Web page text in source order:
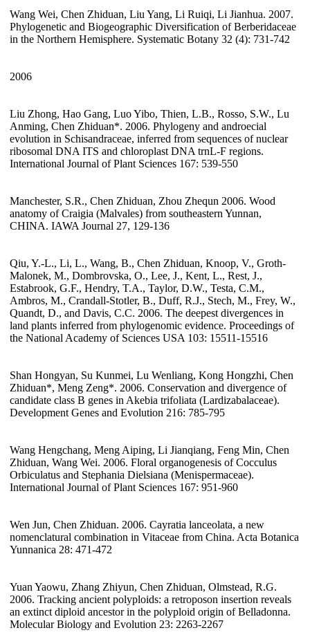
Wang Wei, Chen Zhiduan, Liu Yang, Li Ruiqi, Li Jianhua. 2007.
Phylogenetic and Biogeographic Diversification of Berberidaceae
in the Northern Hemisphere. Systematic Botany 32 (4): 731-742
2006
Liu Zhong, Hao Gang, Luo Yibo, Thien, L.B., Rosso, S.W., Lu
Anming, Chen Zhiduan*. 2006. Phylogeny and androecial
evolution in Schisandraceae, inferred from sequences of nuclear
ribosomal DNA ITS and chloroplast DNA trnL-F regions.
International Journal of Plant Sciences 167: 539-550
Manchester, S.R., Chen Zhiduan, Zhou Zhequn 2006. Wood
anatomy of Craigia (Malvales) from southeastern Yunnan,
CHINA. IAWA Journal 27, 129-136
Qiu, Y.-L., Li, L., Wang, B., Chen Zhiduan, Knoop, V., Groth-
Malonek, M., Dombrovska, O., Lee, J., Kent, L., Rest, J.,
Estabrook, G.F., Hendry, T.A., Taylor, D.W., Testa, C.M.,
Ambros, M., Crandall-Stotler, B., Duff, R.J., Stech, M., Frey, W.,
Quandt, D., and Davis, C.C. 2006. The deepest divergences in
land plants inferred from phylogenomic evidence. Proceedings of
the National Academy of Sciences USA 103: 15511-15516
Shan Hongyan, Su Kunmei, Lu Wenliang, Kong Hongzhi, Chen
Zhiduan*, Meng Zeng*. 2006. Conservation and divergence of
candidate class B genes in Akebia trifoliata (Lardizabalaceae).
Development Genes and Evolution 216: 785-795
Wang Hengchang, Meng Aiping, Li Jianqiang, Feng Min, Chen
Zhiduan, Wang Wei. 2006. Floral organogenesis of Cocculus
Orbiculatus and Stephania Dielsiana (Menispermaceae).
International Journal of Plant Sciences 167: 951-960
Wen Jun, Chen Zhiduan. 2006. Cayratia lanceolata, a new
nomenclatural combination in Vitaceae from China. Acta Botanica
Yunnanica 28: 471-472
Yuan Yaowu, Zhang Zhiyun, Chen Zhiduan, Olmstead, R.G.
2006. Tracking ancient polyploids: a retroposon insertion reveals
an extinct diploid ancestor in the polyploid origin of Belladonna.
Molecular Biology and Evolution 23: 2263-2267